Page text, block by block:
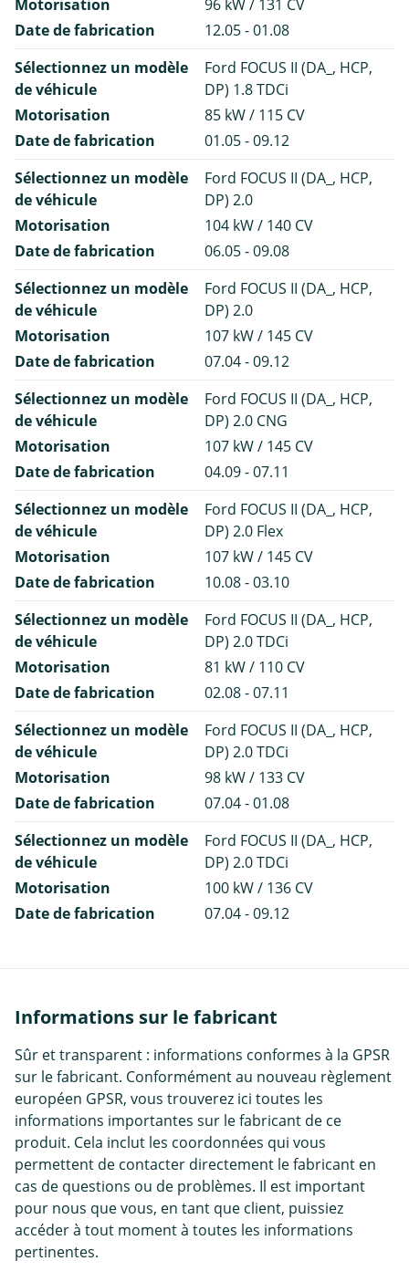
Motorisation
96 kW / 131 CV
Date de fabrication
12.05 - 01.08
Sélectionnez un modèle
de véhicule
Ford FOCUS II (DA_, HCP,
DP) 1.8 TDCi
Motorisation
85 kW / 115 CV
Date de fabrication
01.05 - 09.12
Sélectionnez un modèle
de véhicule
Ford FOCUS II (DA_, HCP,
DP) 2.0
Motorisation
104 kW / 140 CV
Date de fabrication
06.05 - 09.08
Sélectionnez un modèle
de véhicule
Ford FOCUS II (DA_, HCP,
DP) 2.0
Motorisation
107 kW / 145 CV
Date de fabrication
07.04 - 09.12
Sélectionnez un modèle
de véhicule
Ford FOCUS II (DA_, HCP,
DP) 2.0 CNG
Motorisation
107 kW / 145 CV
Date de fabrication
04.09 - 07.11
Sélectionnez un modèle
de véhicule
Ford FOCUS II (DA_, HCP,
DP) 2.0 Flex
Motorisation
107 kW / 145 CV
Date de fabrication
10.08 - 03.10
Sélectionnez un modèle
de véhicule
Ford FOCUS II (DA_, HCP,
DP) 2.0 TDCi
Motorisation
81 kW / 110 CV
Date de fabrication
02.08 - 07.11
Sélectionnez un modèle
de véhicule
Ford FOCUS II (DA_, HCP,
DP) 2.0 TDCi
Motorisation
98 kW / 133 CV
Date de fabrication
07.04 - 01.08
Sélectionnez un modèle
de véhicule
Ford FOCUS II (DA_, HCP,
DP) 2.0 TDCi
Motorisation
100 kW / 136 CV
Date de fabrication
07.04 - 09.12
Informations sur le fabricant
Sûr et transparent : informations conformes à la GPSR
sur le fabricant. Conformément au nouveau règlement
européen GPSR, vous trouverez ici toutes les
informations importantes sur le fabricant de ce
produit. Cela inclut les coordonnées qui vous
permettent de contacter directement le fabricant en
cas de questions ou de problèmes. Il est important
pour nous que vous, en tant que client, puissiez
accéder à tout moment à toutes les informations
pertinentes.